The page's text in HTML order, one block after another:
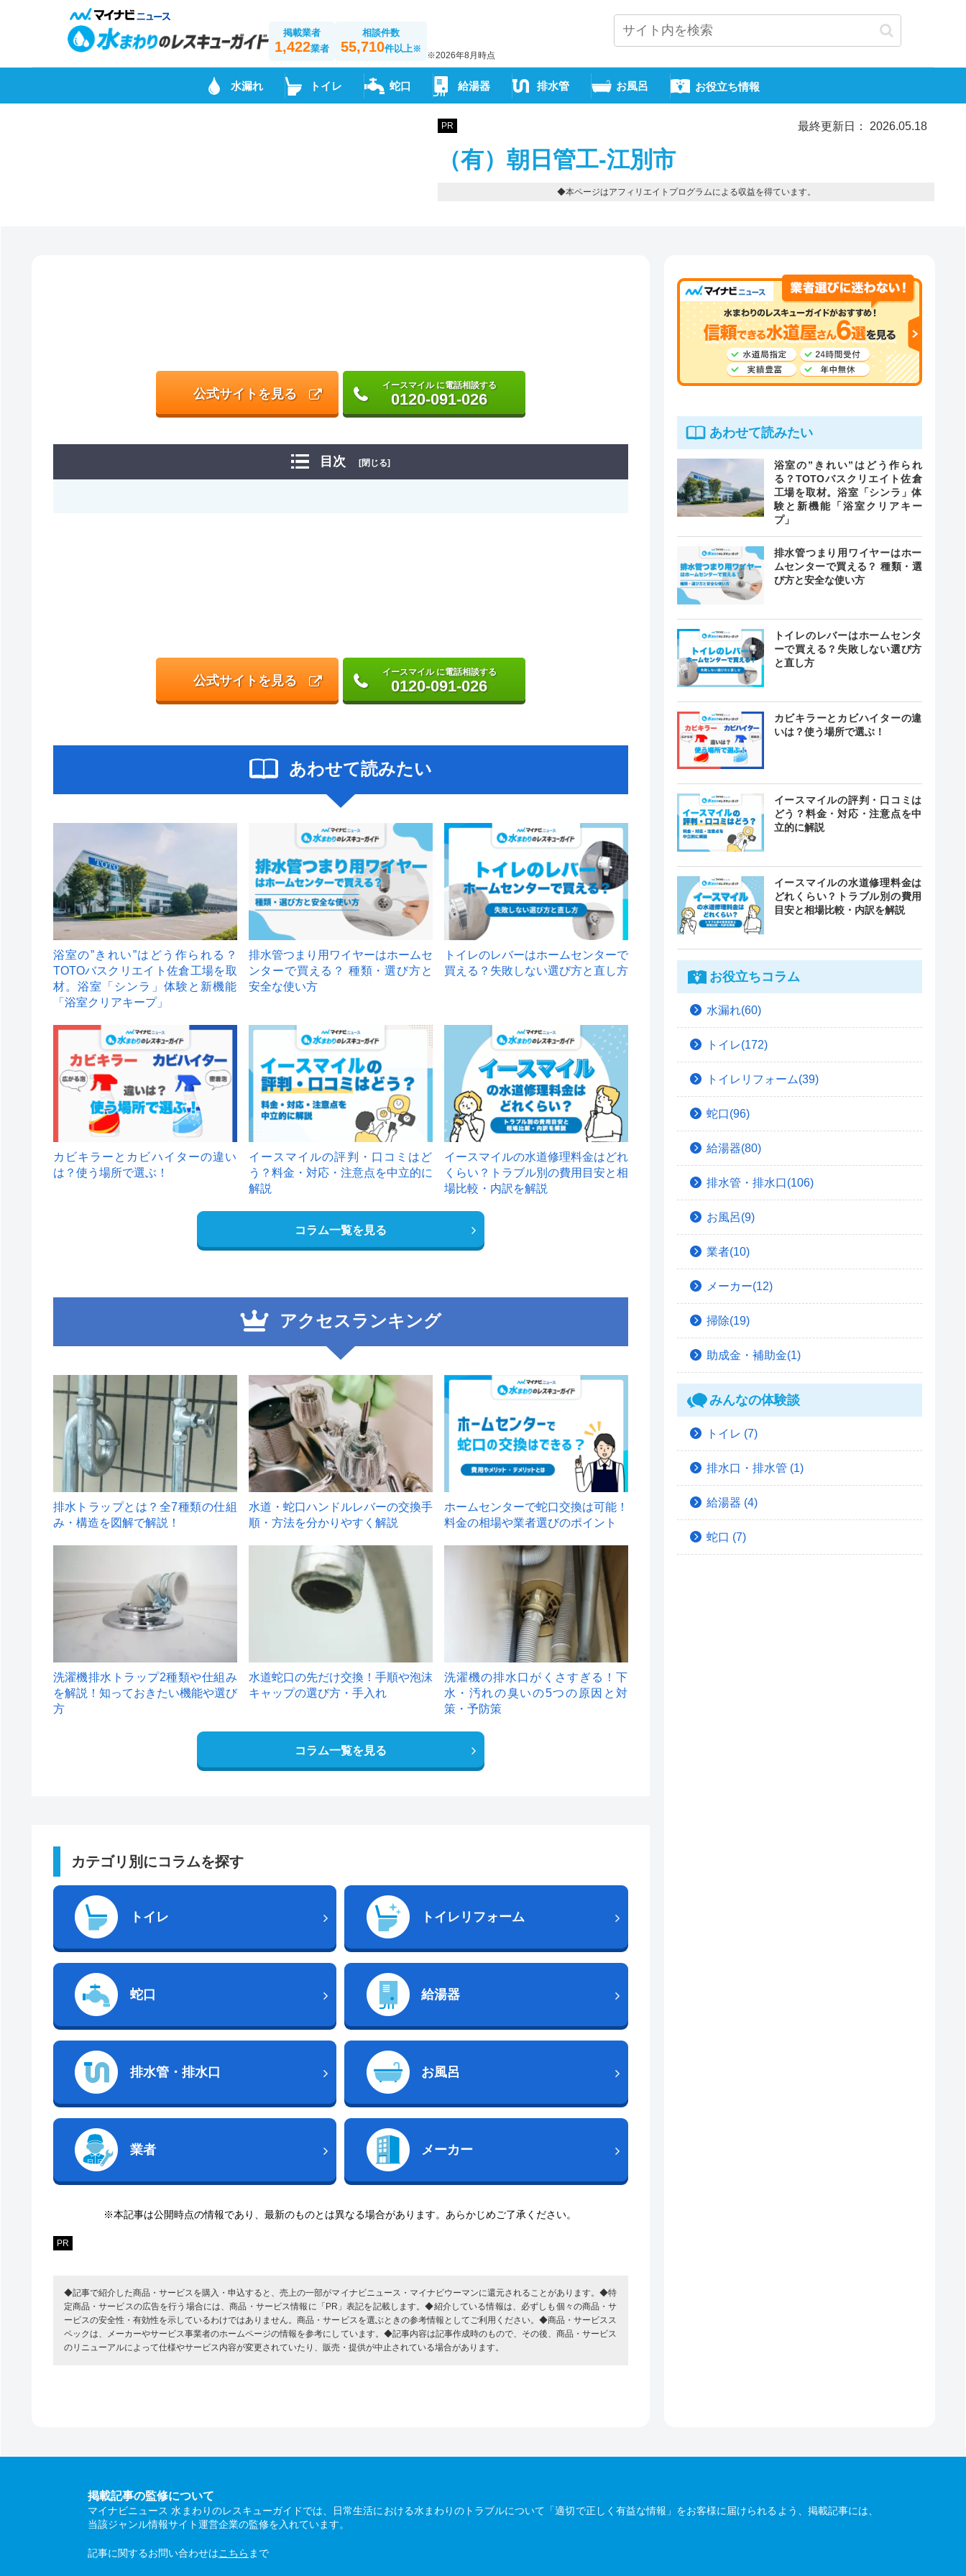
掲載業者
1,422業者
相談件数
55,710件以上※
※2026年8月時点
水漏れ トイレ 蛇口 給湯器 排水管 お風呂 お役立ち情報
PR 最終更新日： 2026.05.18
（有）朝日管工-江別市
◆本ページはアフィリエイトプログラムによる収益を得ています。
公式サイトを見る
イースマイル に電話相談する
0120-091-026
目次 [閉じる]
公式サイトを見る
イースマイル に電話相談する
0120-091-026
あわせて読みたい
浴室の”きれい”はどう作られる？
TOTOバスクリエイト佐倉工場を取
材。浴室「シンラ」体験と新機能
「浴室クリアキープ」
排水管つまり用ワイヤーはホームセ
ンターで買える？ 種類・選び方と
安全な使い方
トイレのレバーはホームセンターで
買える？失敗しない選び方と直し方
カビキラーとカビハイターの違い
は？使う場所で選ぶ！
イースマイルの評判・口コミはど
う？料金・対応・注意点を中立的に
解説
イースマイルの水道修理料金はどれ
くらい？トラブル別の費用目安と相
場比較・内訳を解説
コラム一覧を見る
アクセスランキング
1
排水トラップとは？全7種類の仕組
み・構造を図解で解説！
2
水道・蛇口ハンドルレバーの交換手
順・方法を分かりやすく解説
ホームセンターで蛇口交換は可能！
料金の相場や業者選びのポイント
洗濯機排水トラップ2種類や仕組み
を解説！知っておきたい機能や選び
方
水道蛇口の先だけ交換！手順や泡沫
キャップの選び方・手入れ
洗濯機の排水口がくさすぎる！下
水・汚れの臭いの5つの原因と対
策・予防策
コラム一覧を見る
カテゴリ別にコラムを探す
トイレ トイレリフォーム
蛇口 給湯器
排水管・排水口 お風呂
業者 メーカー
※本記事は公開時点の情報であり、最新のものとは異なる場合があります。あらかじめご了承ください。
PR
◆記事で紹介した商品・サービスを購入・申込すると、売上の一部がマイナビニュース・マイナビウーマンに還元されることがあります。◆特
定商品・サービスの広告を行う場合には、商品・サービス情報に「PR」表記を記載します。◆紹介している情報は、必ずしも個々の商品・サ
ービスの安全性・有効性を示しているわけではありません。商品・サービスを選ぶときの参考情報としてご利用ください。◆商品・サービスス
ペックは、メーカーやサービス事業者のホームページの情報を参考にしています。◆記事内容は記事作成時のもので、その後、商品・サービス
のリニューアルによって仕様やサービス内容が変更されていたり、販売・提供が中止されている場合があります。
あわせて読みたい
浴室の”きれい”はどう作られ
る？TOTOバスクリエイト佐倉
工場を取材。浴室「シンラ」体
験と新機能「浴室クリアキー
プ」
排水管つまり用ワイヤーはホー
ムセンターで買える？ 種類・選
び方と安全な使い方
トイレのレバーはホームセンタ
ーで買える？失敗しない選び方
と直し方
カビキラーとカビハイターの違
いは？使う場所で選ぶ！
イースマイルの評判・口コミは
どう？料金・対応・注意点を中
立的に解説
イースマイルの水道修理料金は
どれくらい？トラブル別の費用
目安と相場比較・内訳を解説
お役立ちコラム
水漏れ(60)
トイレ(172)
トイレリフォーム(39)
蛇口(96)
給湯器(80)
排水管・排水口(106)
お風呂(9)
業者(10)
メーカー(12)
掃除(19)
助成金・補助金(1)
みんなの体験談
トイレ (7)
排水口・排水管 (1)
給湯器 (4)
蛇口 (7)
掲載記事の監修について
マイナビニュース 水まわりのレスキューガイドでは、日常生活における水まわりのトラブルについて「適切で正しく有益な情報」をお客様に届けられるよう、掲載記事には、
当該ジャンル情報サイト運営企業の監修を入れています。
記事に関するお問い合わせはこちら まで